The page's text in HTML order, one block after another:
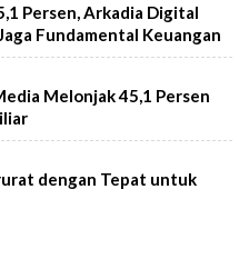
Persen, Arkadia Digital
Fundamental Keuangan
Melonjak 45,1 Persen
dengan Tepat untuk